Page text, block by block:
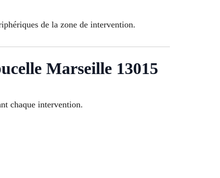
de la zone de intervention.
Marseille 13015
chaque intervention.